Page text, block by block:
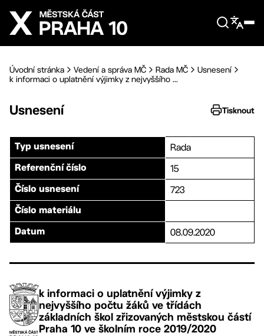
Přejít na hlavní obsah
Úvodní stránka Vedení a správa MČ Rada MČ
Usnesení
k informaci o uplatnění výjimky z nejvyššího ...
Usnesení Tisknout
Typ usnesení Rada
Referenční číslo 15
Číslo usnesení 723
Číslo materiálu
Datum 08.09.2020
k informaci o uplatnění výjimky z
nejvyššího počtu žáků ve třídách
základních škol zřizovaných městskou částí
Praha 10 ve školním roce 2019/2020